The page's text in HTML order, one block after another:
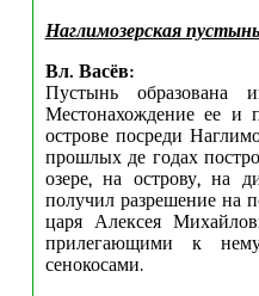
Наглимозерская пустынь
Вл. Васёв:
Пустынь образована
Местонахождение ее и
острове посреди
прошлых де годах
озере, на острову, на
получил разрешение на
царя Алексея
прилегающими к
сенокосами.